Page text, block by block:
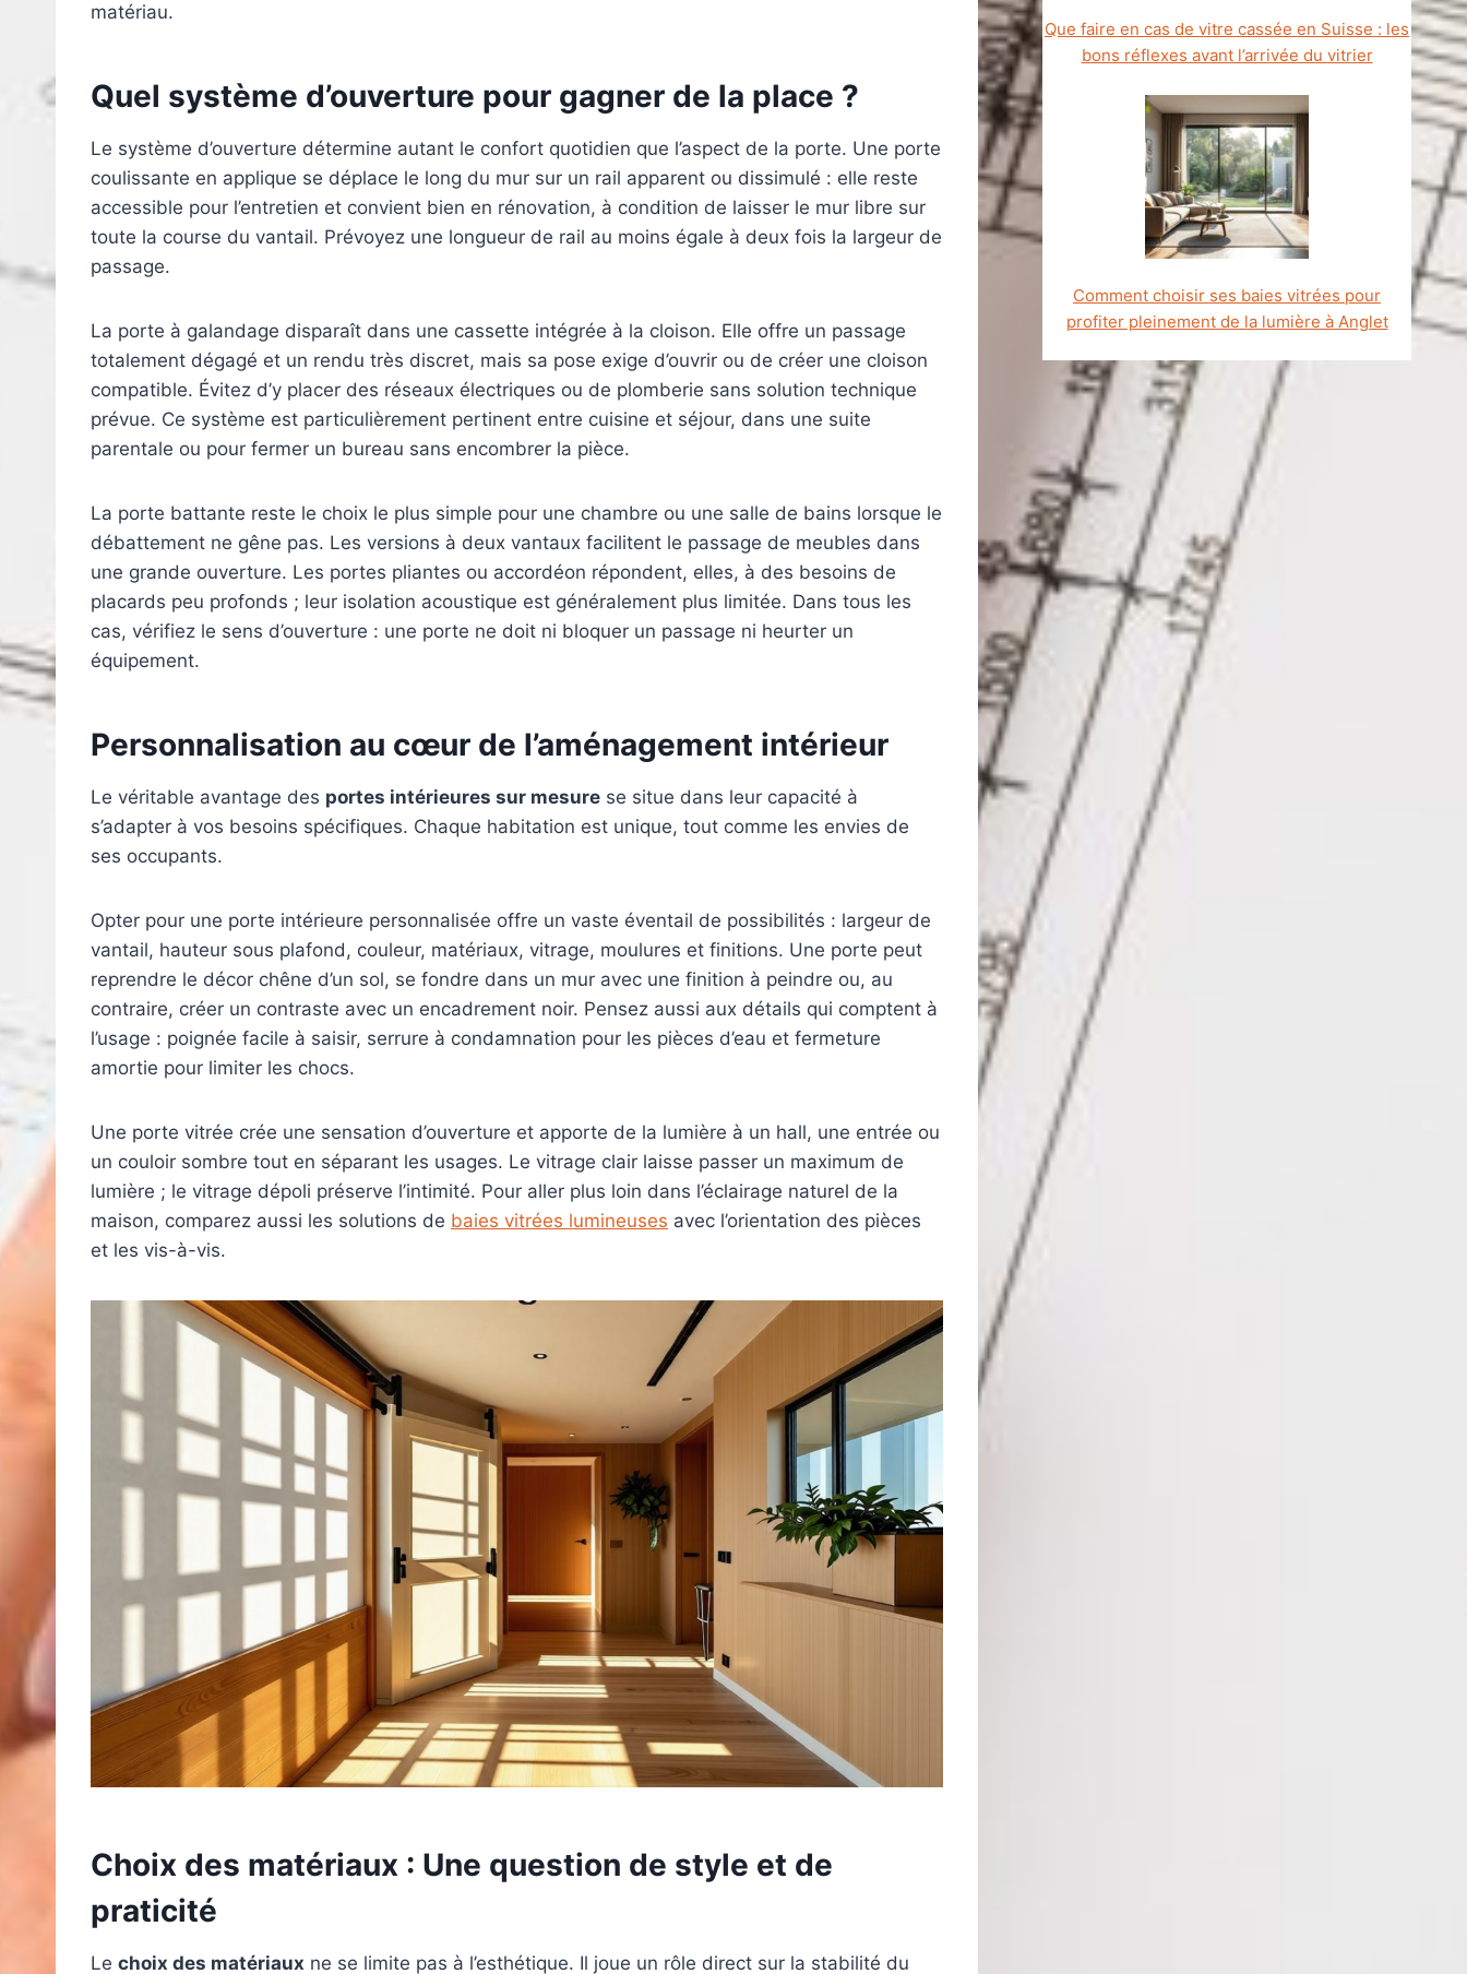
matériau.
Quel système d’ouverture pour gagner de la place ?
Le système d’ouverture détermine autant le confort quotidien que l’aspect de la porte. Une porte
coulissante en applique se déplace le long du mur sur un rail apparent ou dissimulé : elle reste
accessible pour l’entretien et convient bien en rénovation, à condition de laisser le mur libre sur
toute la course du vantail. Prévoyez une longueur de rail au moins égale à deux fois la largeur de
passage.
La porte à galandage disparaît dans une cassette intégrée à la cloison. Elle offre un passage
totalement dégagé et un rendu très discret, mais sa pose exige d’ouvrir ou de créer une cloison
compatible. Évitez d’y placer des réseaux électriques ou de plomberie sans solution technique
prévue. Ce système est particulièrement pertinent entre cuisine et séjour, dans une suite
parentale ou pour fermer un bureau sans encombrer la pièce.
La porte battante reste le choix le plus simple pour une chambre ou une salle de bains lorsque le
débattement ne gêne pas. Les versions à deux vantaux facilitent le passage de meubles dans
une grande ouverture. Les portes pliantes ou accordéon répondent, elles, à des besoins de
placards peu profonds ; leur isolation acoustique est généralement plus limitée. Dans tous les
cas, vérifiez le sens d’ouverture : une porte ne doit ni bloquer un passage ni heurter un
équipement.
Personnalisation au cœur de l’aménagement intérieur
Le véritable avantage des portes intérieures sur mesure se situe dans leur capacité à
s’adapter à vos besoins spécifiques. Chaque habitation est unique, tout comme les envies de
ses occupants.
Opter pour une porte intérieure personnalisée offre un vaste éventail de possibilités : largeur de
vantail, hauteur sous plafond, couleur, matériaux, vitrage, moulures et finitions. Une porte peut
reprendre le décor chêne d’un sol, se fondre dans un mur avec une finition à peindre ou, au
contraire, créer un contraste avec un encadrement noir. Pensez aussi aux détails qui comptent à
l’usage : poignée facile à saisir, serrure à condamnation pour les pièces d’eau et fermeture
amortie pour limiter les chocs.
Une porte vitrée crée une sensation d’ouverture et apporte de la lumière à un hall, une entrée ou
un couloir sombre tout en séparant les usages. Le vitrage clair laisse passer un maximum de
lumière ; le vitrage dépoli préserve l’intimité. Pour aller plus loin dans l’éclairage naturel de la
maison, comparez aussi les solutions de baies vitrées lumineuses avec l’orientation des pièces
et les vis-à-vis.
Choix des matériaux : Une question de style et de
praticité
Le choix des matériaux ne se limite pas à l’esthétique. Il joue un rôle direct sur la stabilité du
Que faire en cas de vitre cassée en Suisse : les
bons réflexes avant l’arrivée du vitrier
Comment choisir ses baies vitrées pour
profiter pleinement de la lumière à Anglet